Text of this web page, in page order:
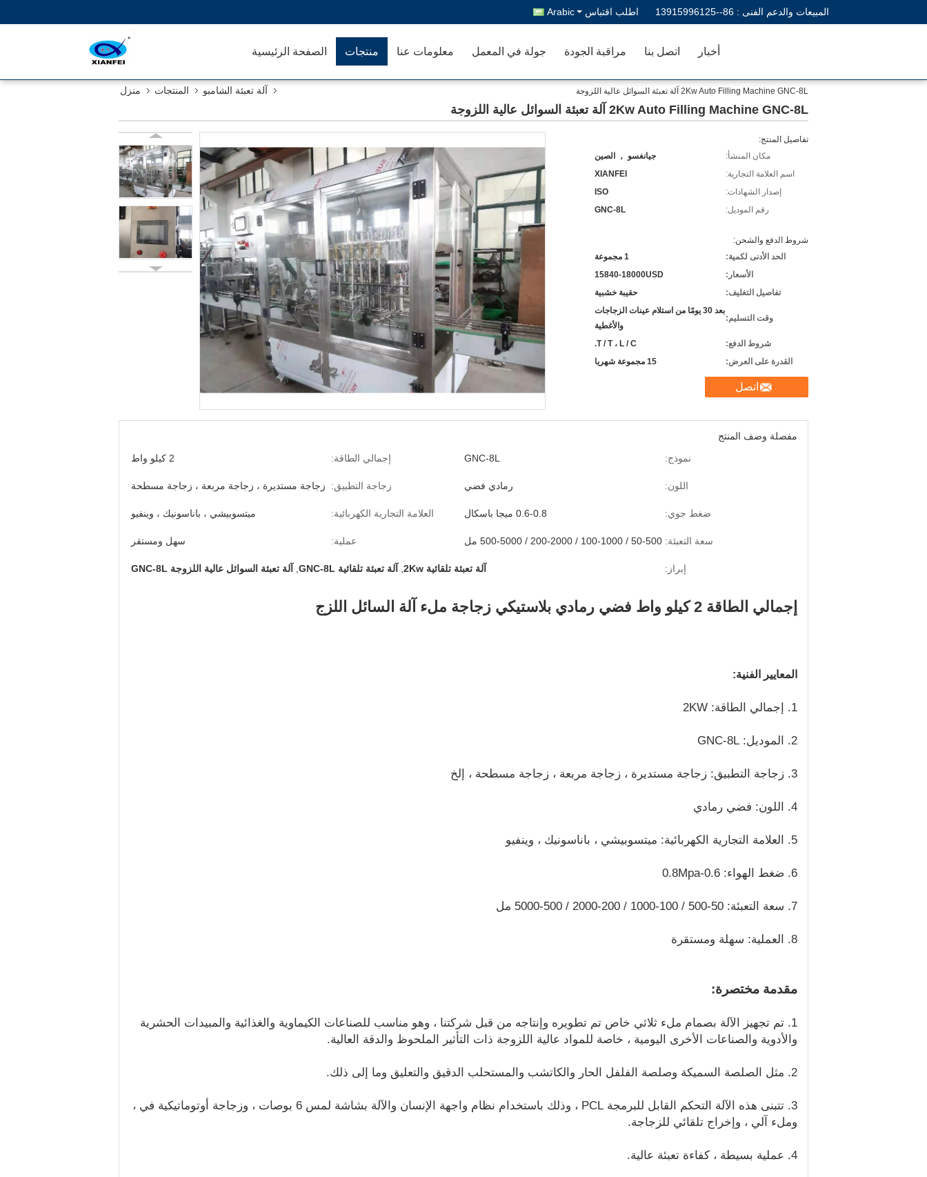
المبيعات والدعم الفنى : 86--13915996125 اطلب اقتباس Arabic
الصفحة الرئيسية منتجات معلومات عنا جولة في المعمل مراقبة الجودة اتصل بنا أخبار
منزل المنتجات آلة تعبئة الشامبو 2Kw Auto Filling Machine GNC-8L آلة تعبئة السوائل عالية اللزوجة
2Kw Auto Filling Machine GNC-8L آلة تعبئة السوائل عالية اللزوجة
تفاصيل المنتج:
مكان المنشأ:
جيانغسو ， الصين
اسم العلامة التجارية:
XIANFEI
إصدار الشهادات:
ISO
رقم الموديل:
GNC-8L
شروط الدفع والشحن:
الحد الأدنى لكمية:
1 مجموعة
الأسعار:
15840-18000USD
تفاصيل التغليف:
حقيبة خشبية
وقت التسليم:
بعد 30 يومًا من استلام عينات الزجاجات
والأغطية
شروط الدفع:
T / T ، L / C.
القدرة على العرض:
15 مجموعة شهريا
اتصل
مفصلة وصف المنتج
نموذج:
GNC-8L إجمالي الطاقة: 2 كيلو واط
اللون: رمادي فضي زجاجة التطبيق: زجاجة مستديرة ، زجاجة مربعة ، زجاجة مسطحة
ضغط جوي: 0.6-0.8 ميجا باسكال العلامة التجارية الكهربائية: ميتسوبيشي ، باناسونيك ، وينفيو
سعة التعبئة: 50-500 / 100-1000 / 200-2000 / 500-5000 مل عملية: سهل ومستقر
إبراز: آلة تعبئة تلقائية 2Kw آلة تعبئة تلقائية GNC-8L آلة تعبئة السوائل عالية اللزوجة GNC-8L
إجمالي الطاقة 2 كيلو واط فضي رمادي بلاستيكي زجاجة ملء آلة السائل اللزج
المعايير الفنية:
1. إجمالي الطاقة: 2KW
2. الموديل: GNC-8L
3. زجاجة التطبيق: زجاجة مستديرة ، زجاجة مربعة ، زجاجة مسطحة ، إلخ
4. اللون: فضي رمادي
5. العلامة التجارية الكهربائية: ميتسوبيشي ، باناسونيك ، وينفيو
6. ضغط الهواء: 0.6-0.8Mpa
7. سعة التعبئة: 50-500 / 100-1000 / 200-2000 / 500-5000 مل
8. العملية: سهلة ومستقرة
مقدمة مختصرة:
1. تم تجهيز الآلة بصمام ملء ثلاثي خاص تم تطويره وإنتاجه من قبل شركتنا ، وهو مناسب للصناعات الكيماوية والغذائية والمبيدات الحشرية
والأدوية والصناعات الأخرى اليومية ، خاصة للمواد عالية اللزوجة ذات التأثير الملحوظ والدقة العالية.
2. مثل الصلصة السميكة وصلصة الفلفل الحار والكاتشب والمستحلب الدقيق والتعليق وما إلى ذلك.
3. تتبنى هذه الآلة التحكم القابل للبرمجة PCL ، وذلك باستخدام نظام واجهة الإنسان والآلة بشاشة لمس 6 بوصات ، وزجاجة أوتوماتيكية في ،
وملء آلي ، وإخراج تلقائي للزجاجة.
4. عملية بسيطة ، كفاءة تعبئة عالية.